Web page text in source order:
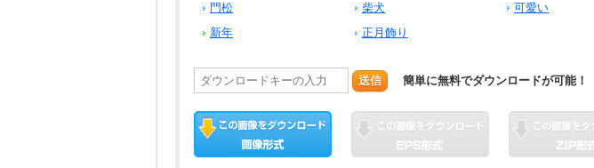
門松 柴犬 可愛い
新年
正月飾り
送信 簡単に無料でダウンロードが可能！